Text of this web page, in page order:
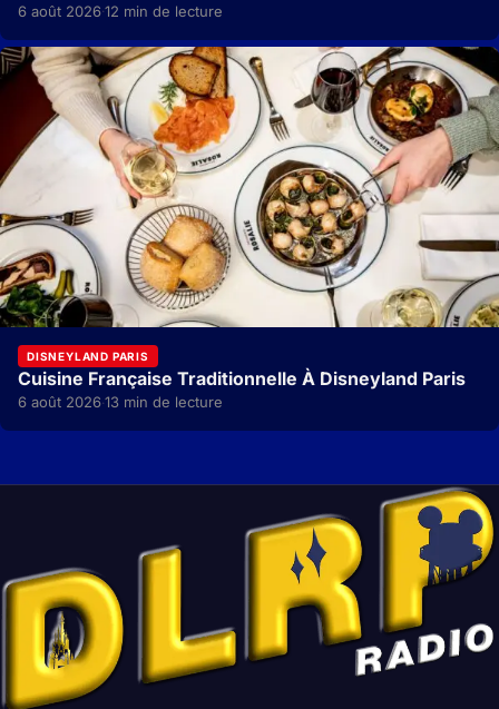
6 août 2026·12 min de lecture
DISNEYLAND PARIS
Cuisine Française Traditionnelle À Disneyland Paris
6 août 2026·13 min de lecture